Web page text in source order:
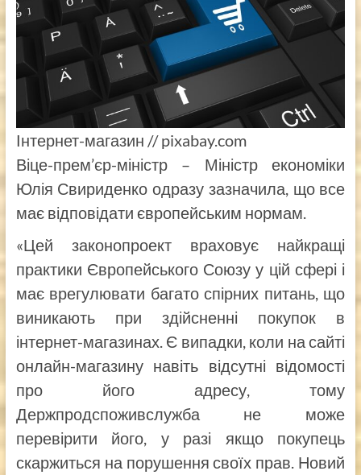
Інтернет-магазин // pixabay.com
Віце-прем’єр-міністр – Міністр економіки
Юлія Свириденко одразу зазначила, що все
має відповідати європейським нормам.
«Цей законопроект враховує найкращі
практики Європейського Союзу у цій сфері і
має врегулювати багато спірних питань, що
виникають при здійсненні покупок в
інтернет-магазинах. Є випадки, коли на сайті
онлайн-магазину навіть відсутні відомості
про його адресу, тому
Держпродспоживслужба не може
перевірити його, у разі якщо покупець
скаржиться на порушення своїх прав. Новий